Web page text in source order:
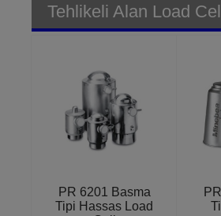
Tehlikeli Alan Load
PR 6201 Basma
Tipi Hassas Load